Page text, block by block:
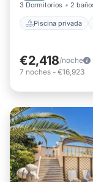
3 Dormitorios 2
Piscina privada
€2,418/noche
7 noches - €16,923